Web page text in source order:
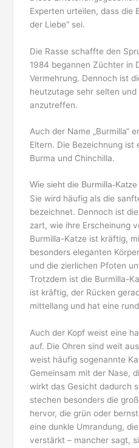
Experten urteilen, dass die
der Liebe“ sei.
Die Rasse schaffte den
1984 begannen Züchter in
Vermehrung. Dennoch ist
heutzutage sehr selten
anzutreffen.
Auch der Name „Burmilla“
Eltern. Die Bezeichnung ist
Burma und Chinchilla.
Wie sieht die Burmilla-
Sie wird häufig als die
bezeichnet. Dennoch ist
zart, wie ihre Erscheinung
Burmilla-Katze ist kräftig,
besonders eleganten
und die zierlichen Pfoten
Trotzdem ist die Burmilla-
ist kräftig, der Rücken
mittellang und hat eine
Auch der Kopf weist eine
auf. Die Ohren sind weit
weist häufig sogenannte
Gemeinsam mit der Nase,
wirkt das Gesicht dadurch
stechen besonders die
hervor, die grün oder
eine dunkle Umrandung,
verstärkt – mancher sagt,